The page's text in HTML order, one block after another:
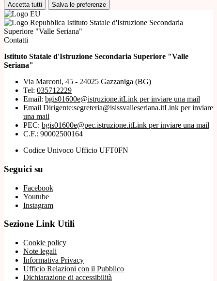
Accetta tutti Salva le preferenze
Istituto Statale d'Istruzione Secondaria
Superiore "Valle Seriana"
Contatti
Istituto Statale d'Istruzione Secondaria Superiore "Valle
Seriana"
Via Marconi, 45 - 24025 Gazzaniga (BG)
Tel: 035712229
Email: bgis01600e@istruzione.itLink per inviare una mail
Email Dirigente:segreteria@isissvalleseriana.itLink per inviare
una mail
PEC: bgis01600e@pec.istruzione.itLink per inviare una mail
C.F.: 90002500164
Codice Univoco Ufficio UFT0FN
Seguici su
Facebook
Youtube
Instagram
Sezione Link Utili
Cookie policy
Note legali
Informativa Privacy
Ufficio Relazioni con il Pubblico
Dichiarazione di accessibilità